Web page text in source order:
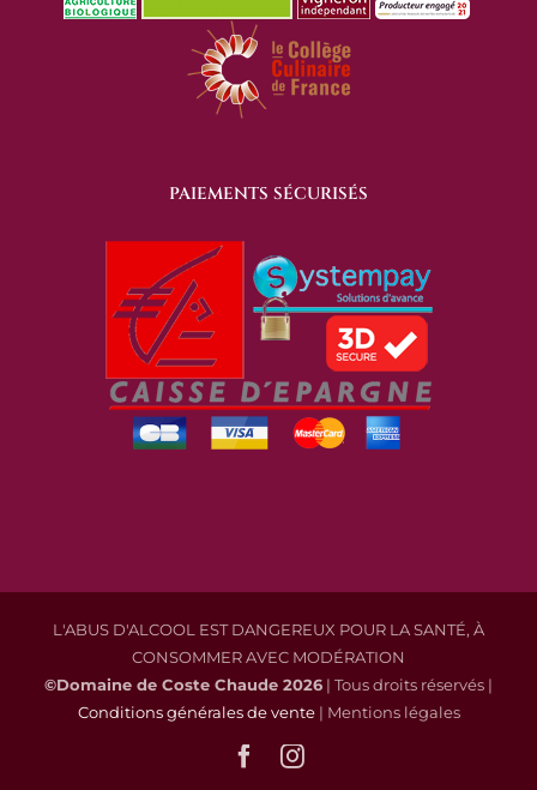
PAIEMENTS SÉCURISÉS
L'ABUS D'ALCOOL EST DANGEREUX POUR LA SANTÉ, À
CONSOMMER AVEC MODÉRATION
©Domaine de Coste Chaude 2026 | Tous droits réservés |
Conditions générales de vente| Mentions légales
FacebookInstagram